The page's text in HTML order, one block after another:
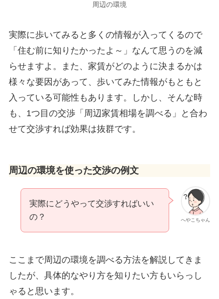
周辺の環境
実際に歩いてみると多くの情報が入ってくるので
「住む前に知りたかったよ～」なんて思うのを減
らせますよ。また、家賃がどのように決まるかは
様々な要因があって、歩いてみた情報がもともと
入っている可能性もあります。しかし、そんな時
も、1つ目の交渉「周辺家賃相場を調べる」と合わ
せて交渉すれば効果は抜群です。
周辺の環境を使った交渉の例文
へやこちゃん
実際にどうやって交渉すればいい
の？
ここまで周辺の環境を調べる方法を解説してきま
したが、具体的なやり方を知りたい方もいらっし
ゃると思います。